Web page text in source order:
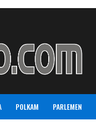
POLKAM PARLEMEN